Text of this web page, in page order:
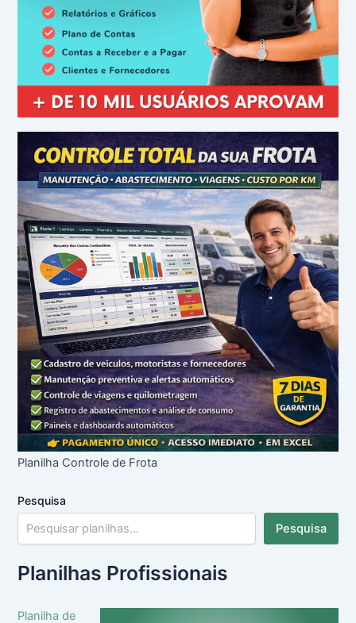
Planilha Controle de Frota
Pesquisa
Pesquisa
Planilhas Profissionais
Planilha de